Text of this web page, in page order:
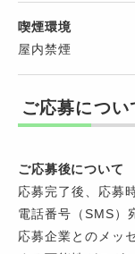
喫煙環境
屋内禁煙
ご応募につい
ご応募後について
応募完了後、応募
電話番号（SMS）
応募企業とのメッ